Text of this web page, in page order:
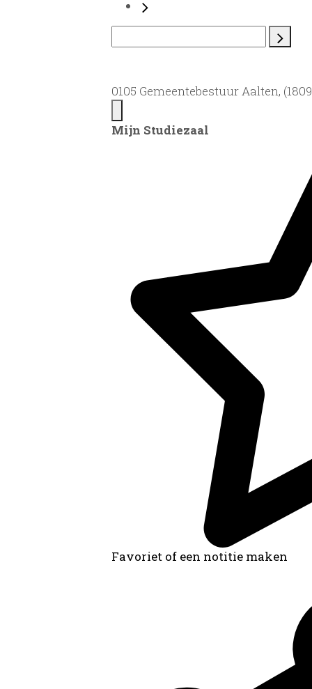
0105 Gemeentebestuur Aalten,
Mijn Studiezaal
Favoriet of een notitie maken